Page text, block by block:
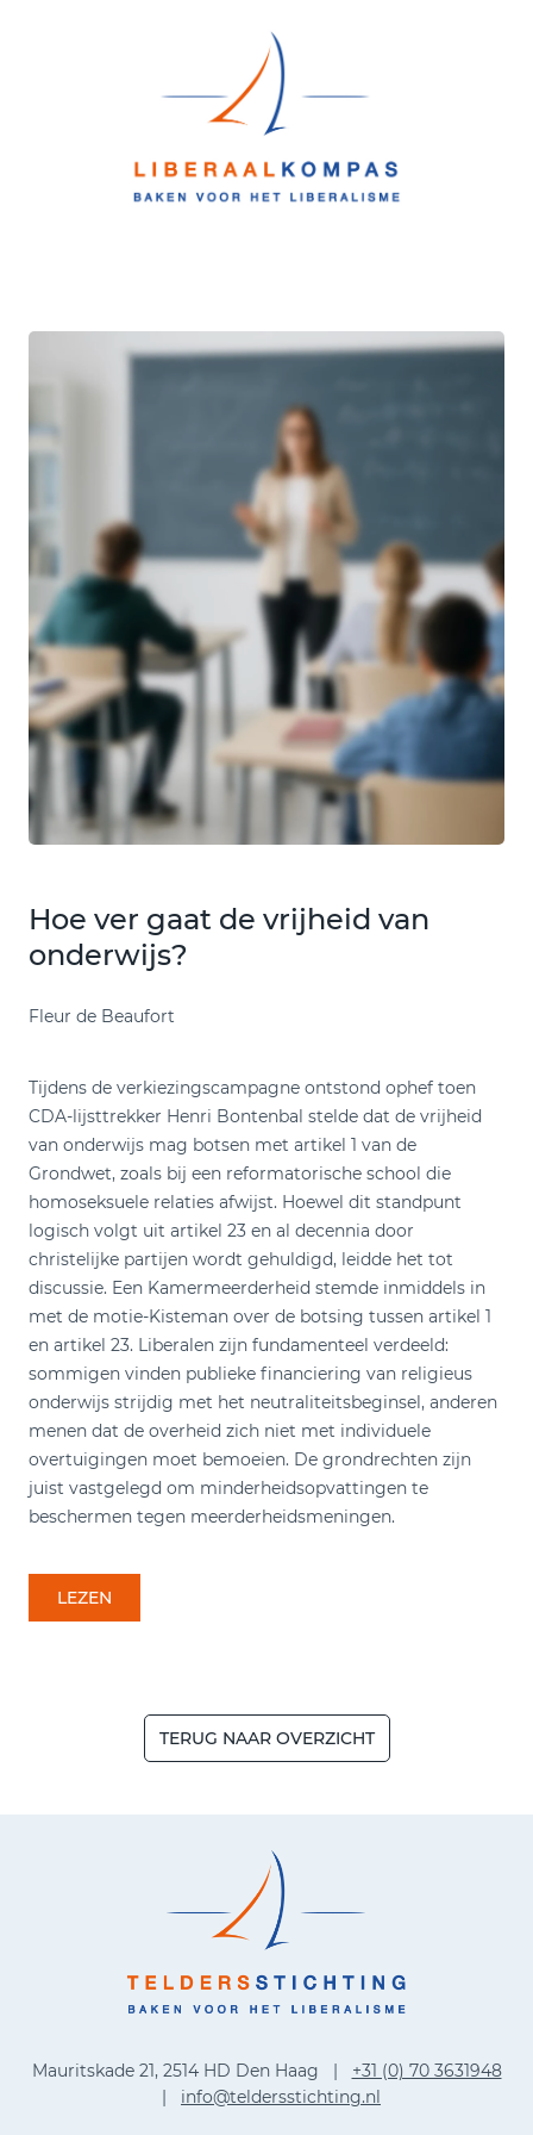
Hoe ver gaat de vrijheid van
onderwijs?
Fleur de Beaufort
Tijdens de verkiezingscampagne ontstond ophef toen
CDA-lijsttrekker Henri Bontenbal stelde dat de vrijheid
van onderwijs mag botsen met artikel 1 van de
Grondwet, zoals bij een reformatorische school die
homoseksuele relaties afwijst. Hoewel dit standpunt
logisch volgt uit artikel 23 en al decennia door
christelijke partijen wordt gehuldigd, leidde het tot
discussie. Een Kamermeerderheid stemde inmiddels in
met de motie-Kisteman over de botsing tussen artikel 1
en artikel 23. Liberalen zijn fundamenteel verdeeld:
sommigen vinden publieke financiering van religieus
onderwijs strijdig met het neutraliteitsbeginsel, anderen
menen dat de overheid zich niet met individuele
overtuigingen moet bemoeien. De grondrechten zijn
juist vastgelegd om minderheidsopvattingen te
beschermen tegen meerderheidsmeningen.
LEZEN
TERUG NAAR OVERZICHT
Mauritskade 21, 2514 HD Den Haag | +31 (0) 70 3631948
| info@teldersstichting.nl